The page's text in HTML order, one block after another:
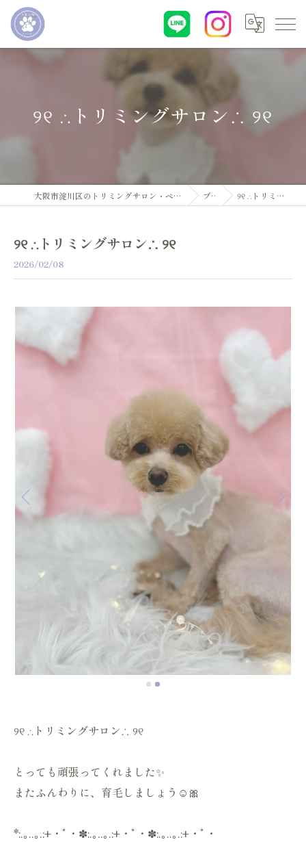
୨୧ ∴トリミングサロン∴ ୨୧
大阪市淀川区のトリミングサロン・ペットサロンならDogsalon ARUN ブログ ୨୧ ∴トリミングサロン∴ ୨୧
୨୧ ∴トリミングサロン∴ ୨୧
2026/02/08
୨୧ ∴トリミングサロン∴ ୨୧
とっても頑張ってくれました✨
またふんわりに、育毛しましょう☺️🎀
*:.｡..｡.:+・ﾟ・✽:.｡..｡.:+・ﾟ・✽:.｡..｡.:+・ﾟ・